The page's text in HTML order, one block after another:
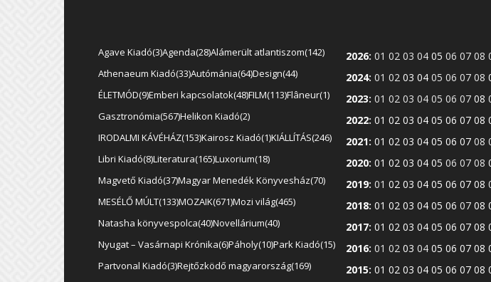
Agave Kiadó 3 Agenda 28Alámerült atlantiszom 142
Athenaeum Kiadó 33 Autómánia 64Design 44
ÉLETMÓD 9Emberi kapcsolatok 48FILM 113 Flâneur 1
Gasztronómia 567Helikon Kiadó 2
IRODALMI KÁVÉHÁZ 153 Kairosz Kiadó 1 KIÁLLÍTÁS 246
Libri Kiadó 8Literatura 165 Luxorium 18
Magvető Kiadó 37Magyar Menedék Könyvesház 70
MESÉLŐ MÚLT 133 MOZAIK 671 Mozi világ 465
Natasha könyvespolca 40Novellárium 40
Nyugat – Vasárnapi Krónika 6Páholy 10Park Kiadó 15
Partvonal Kiadó 3 Rejtőzködő magyarország 169
2026: 01 02 03 04 05 06 07 08
2024: 01 02 03 04 05 06 07 08
2023: 01 02 03 04 05 06 07 08
2022: 01 02 03 04 05 06 07 08
2021: 01 02 03 04 05 06 07 08
2020: 01 02 03 04 05 06 07 08
2019: 01 02 03 04 05 06 07 08
2018: 01 02 03 04 05 06 07 08
2017: 01 02 03 04 05 06 07 08
2016: 01 02 03 04 05 06 07 08
2015: 01 02 03 04 05 06 07 08